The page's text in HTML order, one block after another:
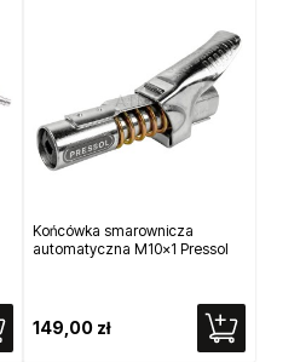
Końcówka smarownicza
automatyczna M10x1 Pressol
149,00 zł